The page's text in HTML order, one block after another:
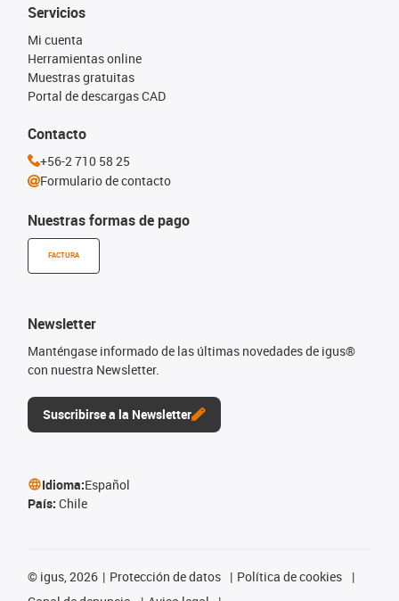
Nuestras formas de pago
FACTURA
Servicios
Mi cuenta
Herramientas online
Muestras gratuitas
Portal de descargas CAD
Newsletter
Manténgase informado de las últimas novedades de igus®
con nuestra Newsletter.
Suscribirse a la Newsletter
Contacto
+56-2 710 58 25
Formulario de contacto
Idioma:Español
País: Chile
© igus, 2026 Protección de datos
Política de cookies